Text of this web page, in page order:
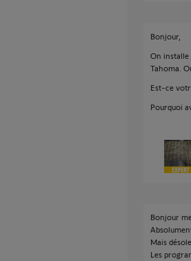
Bonjour,
On installe
Tahoma.
Est-ce
Pourquoi
Bonjour
Mais
Les